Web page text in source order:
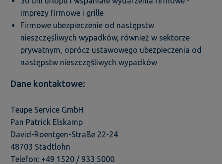
imprezy firmowe i grille
Firmowe ubezpieczenie od następstw
nieszczęśliwych wypadków, również w sektorze
prywatnym, oprócz ustawowego ubezpieczenia od
następstw nieszczęśliwych wypadków
Dane kontaktowe:
Teupe Service GmbH
Pan Patrick Elskamp
David-Roentgen-Straße 22-24
48703 Stadtlohn
Telefon: +49 1520 / 933 5000